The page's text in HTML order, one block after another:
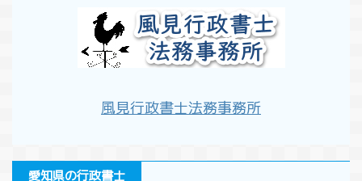
風見行政書士法務事務所
愛知県の行政書士